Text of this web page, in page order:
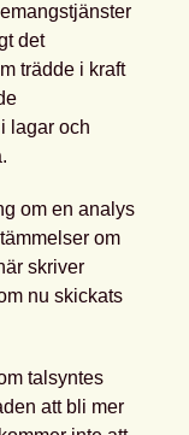
det
trädde i kraft
lagar och
om en analys
om
skriver
nu skickats
talsyntes
att bli mer